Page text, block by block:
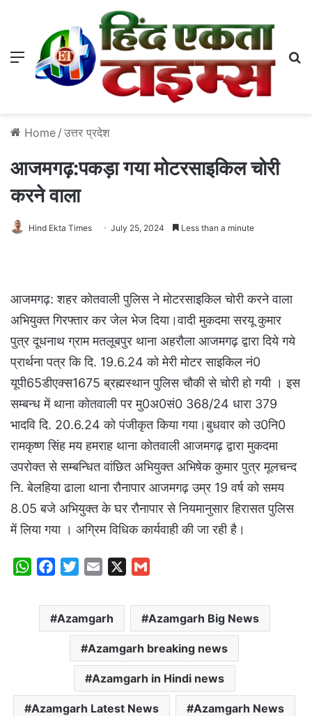
Menu
Home / उत्तर प्रदेश
आजमगढ़:पकड़ा गया मोटरसाइकिल चोरी
करने वाला
Hind Ekta Times July 25, 2024 Less than a minute
आजमगढ़: शहर कोतवाली पुलिस ने मोटरसाइकिल चोरी करने वाला
अभियुक्त गिरफ्तार कर जेल भेज दिया।वादी मुकदमा सरयू कुमार
पुत्र दूधनाथ ग्राम मतलूबपुर थाना अहरौला आजमगढ़ द्वारा दिये गये
प्रार्थना पत्र कि दि. 19.6.24 को मेरी मोटर साइकिल नं0
यूपी65डीएक्स1675 ब्रह्मस्थान पुलिस चौकी से चोरी हो गयी । इस
सम्बन्ध में थाना कोतवाली पर मु0अ0सं0 368/24 धारा 379
भादवि दि. 20.6.24 को पंजीकृत किया गया।बुधवार को उ0नि0
रामकृष्ण सिंह मय हमराह थाना कोतवाली आजमगढ़ द्वारा मुकदमा
उपरोक्त से सम्बन्धित वांछित अभियुक्त अभिषेक कुमार पुत्र मूलचन्द
नि. बेलहिया ढाला थाना रौनापार आजमगढ़ उम्र 19 वर्ष को समय
8.05 बजे अभियुक्त के घर रौनापार से नियमानुसार हिरासत पुलिस
में लिया गया । अग्रिम विधिक कार्यवाही की जा रही है।
W
p
c
e
k
i
t
t
e
a
i
l
a
i
l
Azamgarh Azamgarh Big News
Azamgarh breaking news
Azamgarh in Hindi news
Azamgarh Latest News Azamgarh News